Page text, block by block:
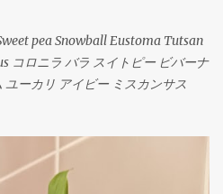
Arrangement Rose Carnation
Geranium バラ（イヴピア
キョウ サンキライ ハゴロモジャス
Rose Ammi visnaga（Green
pea Snowball Eustoma Tutsan
コロニラ バラ スイトピー ビバーナ
ーカリ アイビー ミスカンサス